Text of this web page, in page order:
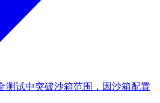
测试中突破沙箱范围，因沙箱配置